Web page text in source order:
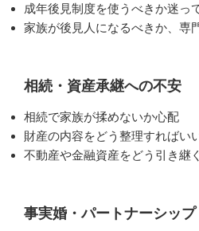
成年後見制度を使うべきか迷っ
家族が後見人になるべきか、専
相続・資産承継への不安
相続で家族が揉めないか心配
財産の内容をどう整理すればい
不動産や金融資産をどう引き継
事実婚・パートナーシップ